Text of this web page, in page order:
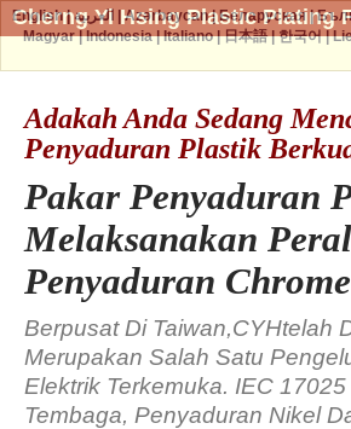
Cherng Yi Hsing Plastic Plating
Adakah Anda Sedang
Penyaduran Plastik
Pakar Penyaduran
Melaksanakan
Penyaduran
Berpusat Di Taiwan,CYHtelah
Merupakan Salah Satu
Elektrik Terkemuka. IEC
Tembaga, Penyaduran Nikel
English|العربية |Azərbaycan|Беларуская|
Magyar|Indonesia|Italiano|日本語|한국어|